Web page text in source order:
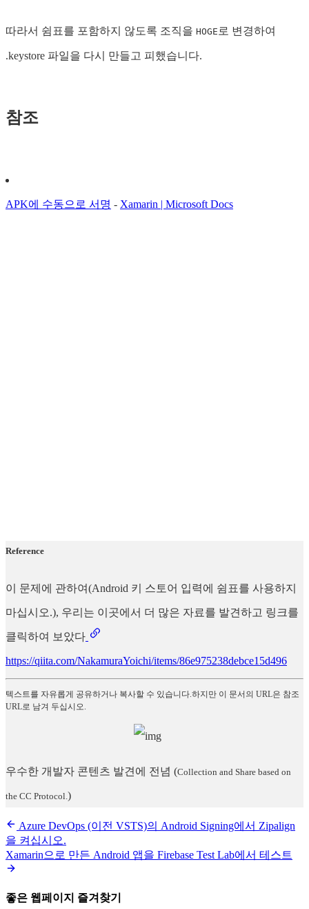
따라서 쉼표를 포함하지 않도록 조직을 HOGE 로 변경하여
.keystore 파일을 다시 만들고 피했습니다.
참조
APK에 수동으로 서명 - Xamarin | Microsoft Docs
Reference
이 문제에 관하여(Android 키 스토어 입력에 쉼표를 사용하지
마십시오.), 우리는 이곳에서 더 많은 자료를 발견하고 링크를
클릭하여 보았다
https://qiita.com/NakamuraYoichi/items/86e975238debce15d496
텍스트를 자유롭게 공유하거나 복사할 수 있습니다.하지만 이 문서의 URL은 참조
URL로 남겨 두십시오.
우수한 개발자 콘텐츠 발견에 전념 (Collection and Share based on
the CC Protocol.)
Azure DevOps (이전 VSTS)의 Android Signing에서 Zipalign
을 켜십시오.
Xamarin으로 만든 Android 앱을 Firebase Test Lab에서 테스트
좋은 웹페이지 즐겨찾기